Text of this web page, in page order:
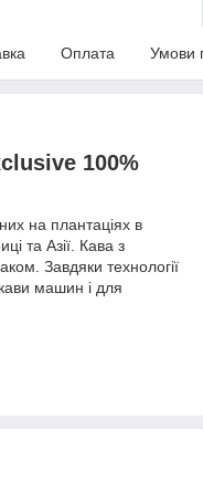
Оплата Умови
100%
на плантаціях в
та Азії. Кава з
Завдяки технології
машин і для